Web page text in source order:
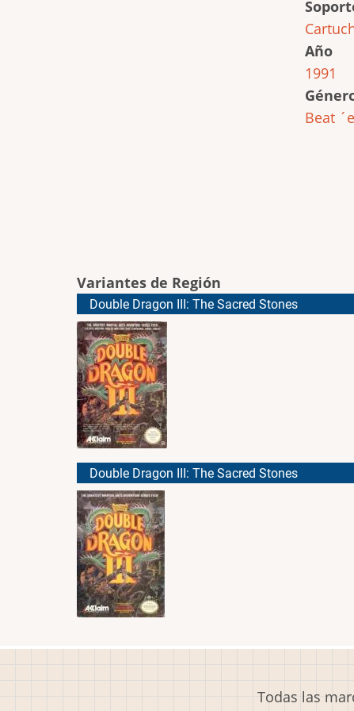
Año
1991
Beat
Variantes de Región
Double Dragon III: The Sacred Stones
Double Dragon III: The Sacred Stones
Todas las